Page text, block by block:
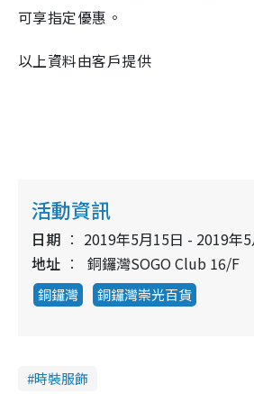
可享指定優惠。
以上資料由客戶提供
活動資訊
日期
2019年5月15日 - 2019年
地址
銅鑼灣SOGO Club 16/F
銅鑼灣 銅鑼灣崇光百貨
時裝服飾